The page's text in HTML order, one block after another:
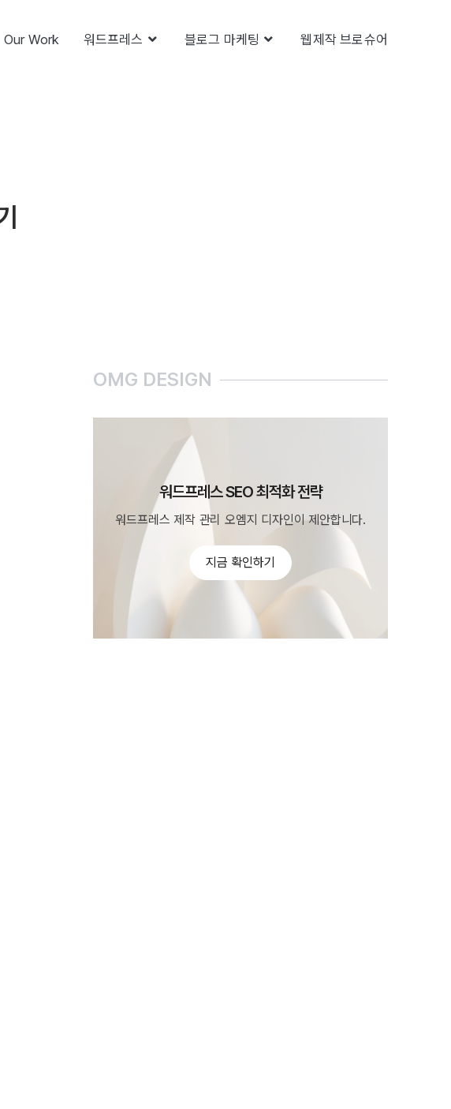
Our Work 워드프레스 블로그 마케팅 웹제작 브로슈어
OMG DESIGN
워드프레스 SEO 최적화 전략
워드프레스 제작 관리 오엠지 디자인이 제안합니다.
지금 확인하기